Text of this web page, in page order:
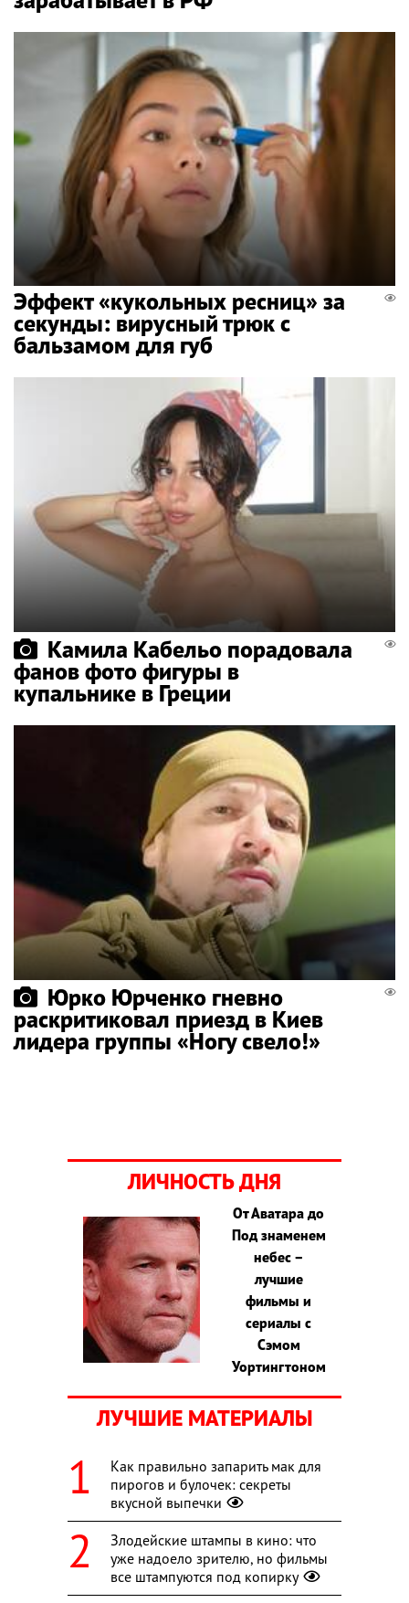
Эффект «кукольных ресниц» за
секунды: вирусный трюк с
бальзамом для губ
Камила Кабельо порадовала
фанов фото фигуры в
купальнике в Греции
Юрко Юрченко гневно
раскритиковал приезд в Киев
лидера группы «Ногу свело!»
ЛИЧНОСТЬ ДНЯ
От Аватара до
Под знаменем
небес –
лучшие
фильмы и
сериалы с
Сэмом
Уортингтоном
ЛУЧШИЕ МАТЕРИАЛЫ
Как правильно запарить мак для
пирогов и булочек: секреты
вкусной выпечки
Злодейские штампы в кино: что
уже надоело зрителю, но фильмы
все штампуются под копирку